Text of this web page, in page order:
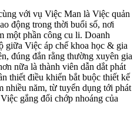
với vụ Việc Man là Việc quản
động trong thời buổi số, nơi
một phần công cu li. Doanh
giữa Việc áp chế khoa học & gia
đúng đắn rằng thường xuyên gia
nữa là thành viên dẫn dắt phát
thiết điều khiển bắt buộc thiết kế
nhiều năm, từ tuyển dụng tới phát
gắng đổi chớp nhoáng của